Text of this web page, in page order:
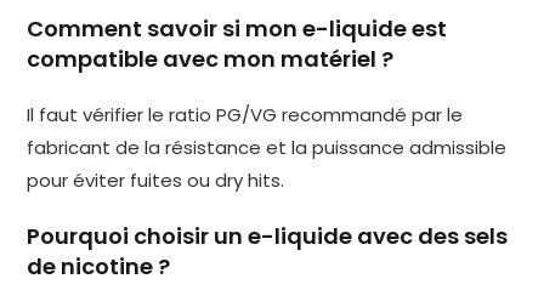
Comment savoir si mon e-liquide est
compatible avec mon matériel ?
Il faut vérifier le ratio PG/VG recommandé par le
fabricant de la résistance et la puissance admissible
pour éviter fuites ou dry hits.
Pourquoi choisir un e-liquide avec des sels
de nicotine ?